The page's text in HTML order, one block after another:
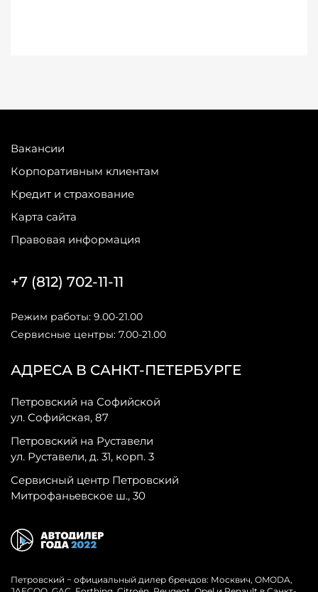
Вакансии
Корпоративным клиентам
Кредит и страхование
Карта сайта
Правовая информация
АДРЕСА В САНКТ-ПЕТЕРБУРГЕ
Петровский на Софийской
ул. Софийская, 87
Петровский на Руставели
ул. Руставели, д. 31, корп. 3
Сервисный центр Петровский
Митрофаньевское ш., 30
+7 (812) 702-11-11
Режим работы: 9.00-21.00
Сервисные центры: 7.00-21.00
Петровский − официальный дилер брендов: Москвич, OMODA,